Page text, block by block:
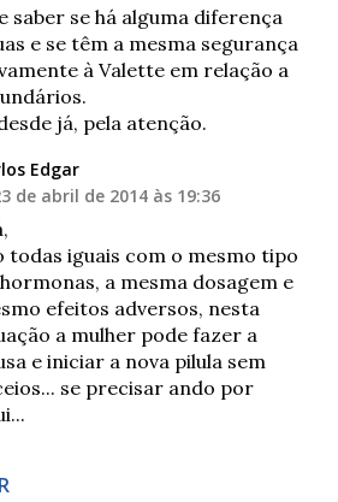
saber se há alguma diferença
e se têm a mesma segurança
à Valette em relação a
já, pela atenção.
Edgar
de abril de 2014 às 19:36
todas iguais com o mesmo tipo
a mesma dosagem e
efeitos adversos, nesta
a mulher pode fazer a
e iniciar a nova pilula sem
se precisar ando por